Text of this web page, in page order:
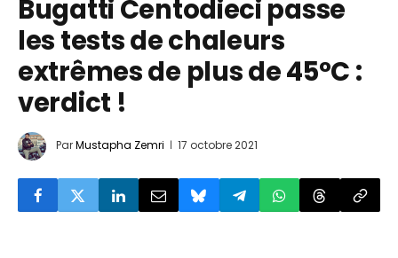
Bugatti Centodieci passe
les tests de chaleurs
extrêmes de plus de 45°C :
verdict !
ParMustapha Zemri 17 octobre 2021